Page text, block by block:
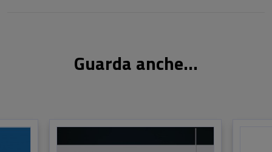
Guarda anche...